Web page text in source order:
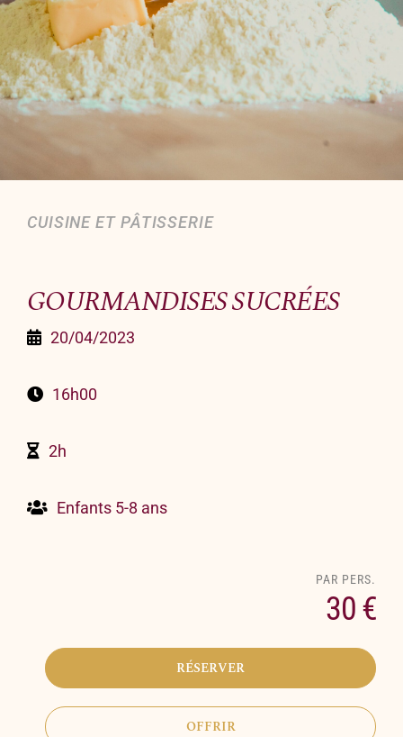
Organiser un événement
Offrir un bon cadeau
Nous contacter
NOUS CONTACTER
CUISINE ET PÂTISSERIE
GOURMANDISES SUCRÉES
20/04/2023
16h00
2h
Enfants 5-8 ans
30 €
RÉSERVER
OFFRIR